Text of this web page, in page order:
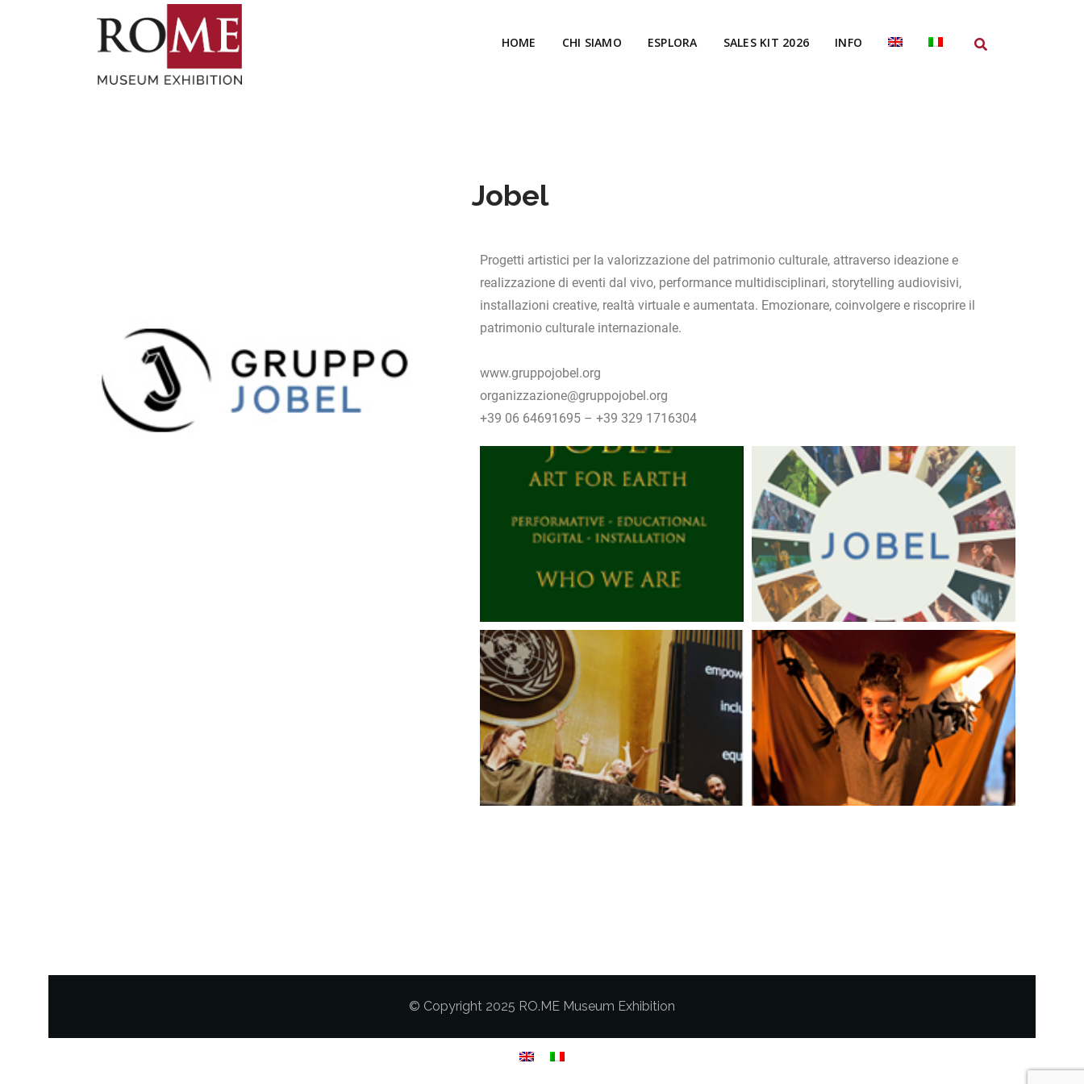
HOME CHI SIAMO ESPLORA SALES KIT 2026 INFO
Jobel
Progetti artistici per la valorizzazione del patrimonio culturale, attraverso ideazione e
realizzazione di eventi dal vivo, performance multidisciplinari, storytelling audiovisivi,
installazioni creative, realtà virtuale e aumentata. Emozionare, coinvolgere e riscoprire il
patrimonio culturale internazionale.
www.gruppojobel.org
organizzazione@gruppojobel.org
+39 06 64691695 – +39 329 1716304
© Copyright 2025 RO.ME Museum Exhibition